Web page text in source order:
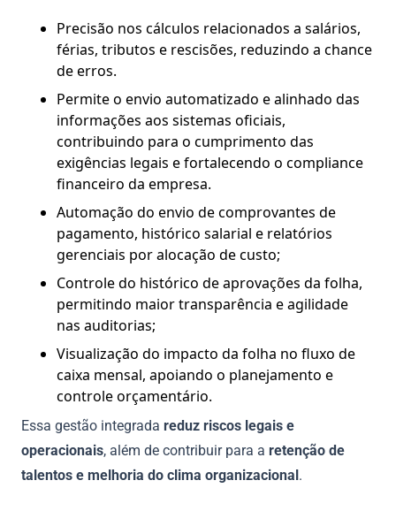
Precisão nos cálculos relacionados a salários,
férias, tributos e rescisões, reduzindo a chance
de erros.
Permite o envio automatizado e alinhado das
informações aos sistemas oficiais,
contribuindo para o cumprimento das
exigências legais e fortalecendo o compliance
financeiro da empresa.
Automação do envio de comprovantes de
pagamento, histórico salarial e relatórios
gerenciais por alocação de custo;
Controle do histórico de aprovações da folha,
permitindo maior transparência e agilidade
nas auditorias;
Visualização do impacto da folha no fluxo de
caixa mensal, apoiando o planejamento e
controle orçamentário.
Essa gestão integrada reduz riscos legais e
operacionais, além de contribuir para a retenção de
talentos e melhoria do clima organizacional.